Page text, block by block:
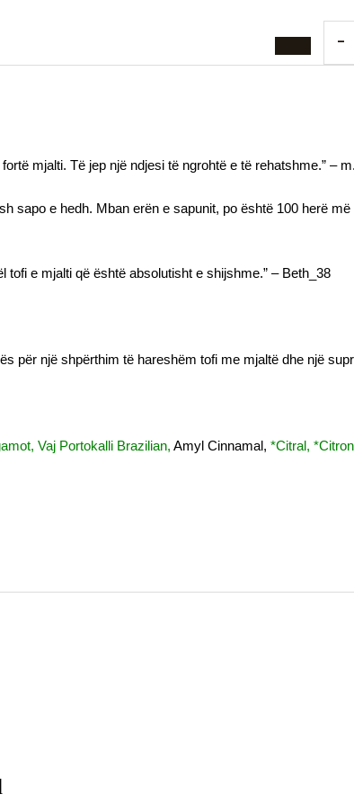
-
mjalti. Të jep një ndjesi të ngrohtë e të rehatshme.” –
sapo e hedh. Mban erën e sapunit, po është 100 herë
e mjalti që është absolutisht e shijshme.” – Beth_38
për një shpërthim të hareshëm tofi me mjaltë dhe një
Vaj Portokalli Brazilian, Amyl Cinnamal, *Citral,